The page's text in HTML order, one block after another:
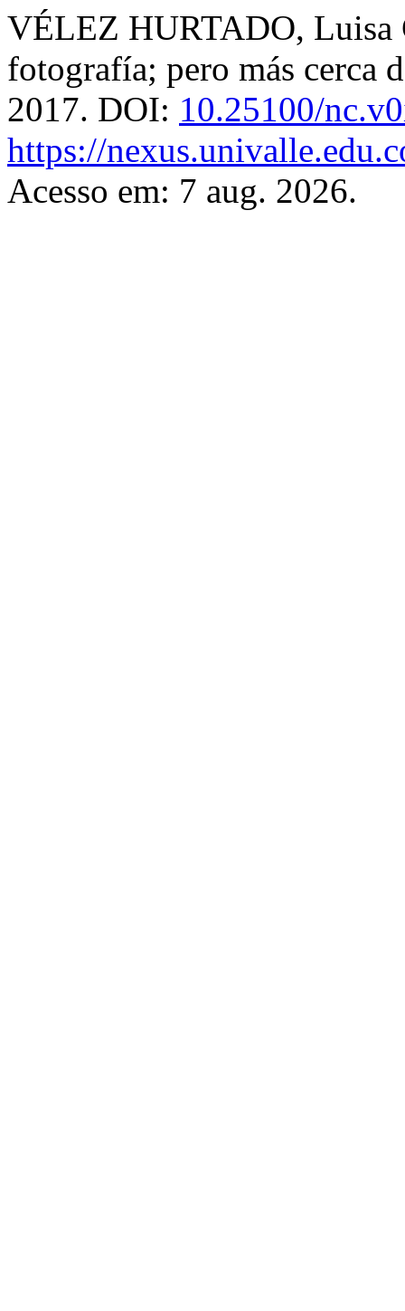
VÉLEZ HURTADO, Luisa
fotografía; pero más cerca
2017. DOI: 10.25100/
https://
Acesso em: 7 aug. 2026.